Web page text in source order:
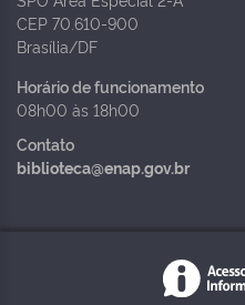
CEP 70.610-900
Brasília/DF
Horário de funcionamento
08h00 às 18h00
Contato
biblioteca@enap.gov.br